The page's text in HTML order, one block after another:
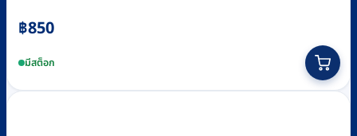
฿850
มีสต็อก